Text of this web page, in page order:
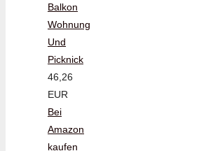
Balkon
Wohnung
Und
Picknick
46,26
EUR
Bei
Amazon
kaufen